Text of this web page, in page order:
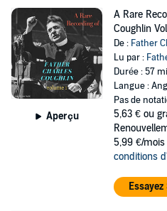
Coughlin later became a harsh
became more anti-Semitic, and he
policies of Hitler, Mussolini, and
Catholic leaders, as well as the
After the outbreak of World War II in
administration finally forced the
and forbade the dissemination of
In the recording, Coughlin
farmers, an oppressive banking
Public Domain (P)2018 Listen &
Aperçu
A Rare
Coughlin
De : Father
Lu par :
Durée : 57
Langue :
Pas de
5,63 € ou
5,99 €/
conditions